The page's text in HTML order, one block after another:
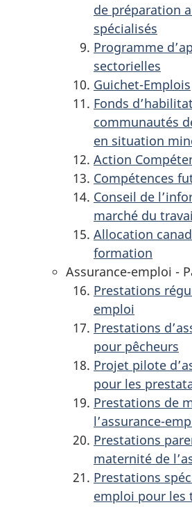
de préparation
spécialisés
Programme
sectorielles
Guichet-Emplois
Fonds
communautés
en situation
Action
Compétences
Conseil de
marché du
Allocation
formation
Assurance-emploi -
Prestations
emploi
Prestations
pour pêcheurs
Projet pilote
pour les
Prestations de
l’assurance-
Prestations
maternité de
Prestations
emploi pour les